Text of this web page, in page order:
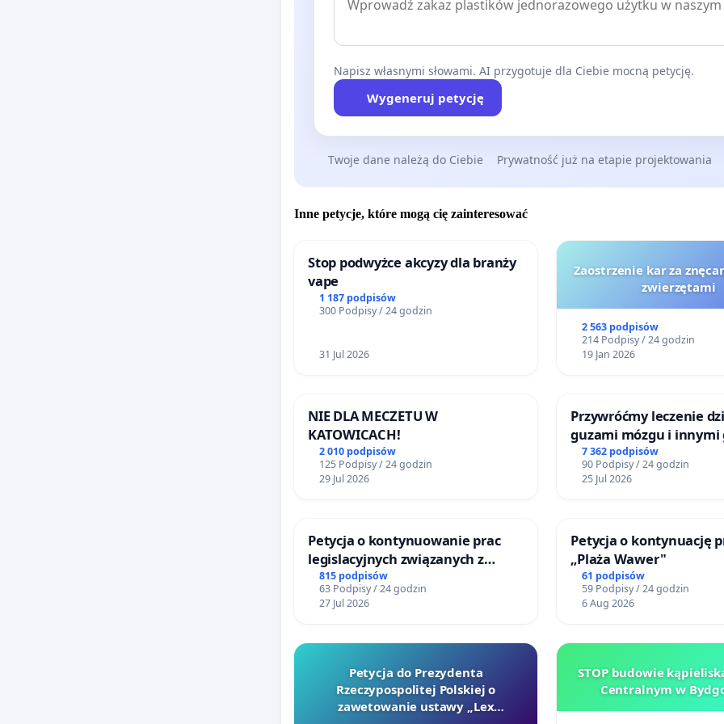
Napisz własnymi słowami. AI przygotuje dla Ciebie mocną petycję.
Wygeneruj petycję
Twoje dane należą do Ciebie Prywatność już na etapie projektowania
Inne petycje, które mogą cię zainteresować
Stop podwyżce akcyzy dla branży
vape
1 187 podpisów
300 Podpisy / 24 godzin
31 Jul 2026
Zaostrzenie kar za
zwierzętami
2 563 podpisów
214 Podpisy / 24 godzin
19 Jan 2026
NIE DLA MECZETU W
KATOWICACH!
2 010 podpisów
125 Podpisy / 24 godzin
29 Jul 2026
Przywróćmy leczenie
guzami mózgu i innymi
litymi do
Centrum Zdrowia
Katowicach
7 362 podpisów
90 Podpisy / 24 godzin
25 Jul 2026
Petycja o kontynuowanie prac
legislacyjnych związanych z
reformą prawa rodzinnego
815 podpisów
63 Podpisy / 24 godzin
27 Jul 2026
Petycja o kontynuację
„Plaża Wawer"
61 podpisów
59 Podpisy / 24 godzin
6 Aug 2026
Petycja do Prezydenta
Rzeczypospolitej Polskiej o
zawetowanie ustawy „Lex
STOP budowie
Centralnym w